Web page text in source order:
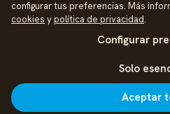
Política de Privacidad
configurar tus preferencias. Más
cookies ypolítica de privacidad.
Configurar
Solo
Aceptar